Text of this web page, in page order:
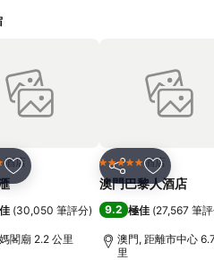
放到收藏夾
酒店
(30,050 筆評分)
閣廟 2.2 公里
分享 放到收藏
5 星級 酒店
澳門巴黎人酒店
9.2 極佳 (27,567 筆
澳門, 距離市中心
里